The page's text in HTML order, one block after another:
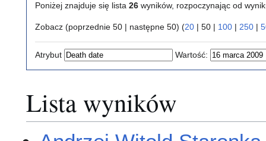
Poniżej znajduje się lista 26 wyników, rozpoczynając od
Zobacz (poprzednie 50 | następne 50) (20 | 50 | 100 | 250 |
Atrybut Wartość:
Lista wyników